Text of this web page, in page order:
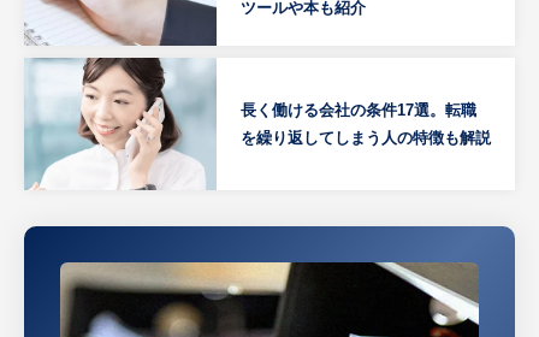
ツールや本も紹介
長く働ける会社の条件17選。転職
を繰り返してしまう人の特徴も解説